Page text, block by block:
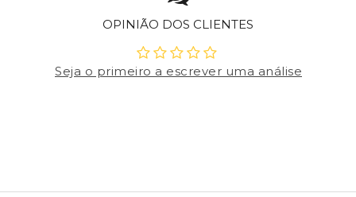
OPINIÃO DOS CLIENTES
Seja o primeiro a escrever uma análise